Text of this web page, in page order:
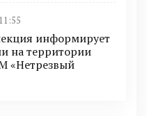
информирует
на территории
«Нетрезвый